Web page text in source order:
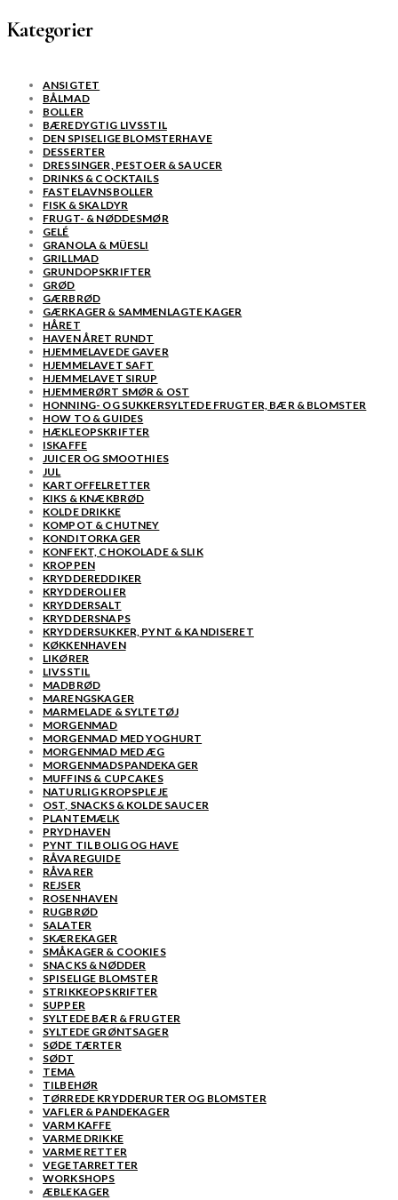
Kategorier
ANSIGTET
BÅLMAD
BOLLER
BÆREDYGTIG LIVSSTIL
DEN SPISELIGE BLOMSTERHAVE
DESSERTER
DRESSINGER, PESTOER & SAUCER
DRINKS & COCKTAILS
FASTELAVNSBOLLER
FISK & SKALDYR
FRUGT- & NØDDESMØR
GELÉ
GRANOLA & MÜESLI
GRILLMAD
GRUNDOPSKRIFTER
GRØD
GÆRBRØD
GÆRKAGER & SAMMENLAGTE KAGER
HÅRET
HAVEN ÅRET RUNDT
HJEMMELAVEDE GAVER
HJEMMELAVET SAFT
HJEMMELAVET SIRUP
HJEMMERØRT SMØR & OST
HONNING- OG SUKKERSYLTEDE FRUGTER, BÆR & BLOMSTER
HOW TO & GUIDES
HÆKLEOPSKRIFTER
ISKAFFE
JUICER OG SMOOTHIES
JUL
KARTOFFELRETTER
KIKS & KNÆKBRØD
KOLDE DRIKKE
KOMPOT & CHUTNEY
KONDITORKAGER
KONFEKT, CHOKOLADE & SLIK
KROPPEN
KRYDDEREDDIKER
KRYDDEROLIER
KRYDDERSALT
KRYDDERSNAPS
KRYDDERSUKKER, PYNT & KANDISERET
KØKKENHAVEN
LIKØRER
LIVSSTIL
MADBRØD
MARENGSKAGER
MARMELADE & SYLTETØJ
MORGENMAD
MORGENMAD MED YOGHURT
MORGENMAD MED ÆG
MORGENMADSPANDEKAGER
MUFFINS & CUPCAKES
NATURLIG KROPSPLEJE
OST, SNACKS & KOLDE SAUCER
PLANTEMÆLK
PRYDHAVEN
PYNT TIL BOLIG OG HAVE
RÅVAREGUIDE
RÅVARER
REJSER
ROSENHAVEN
RUGBRØD
SALATER
SKÆREKAGER
SMÅKAGER & COOKIES
SNACKS & NØDDER
SPISELIGE BLOMSTER
STRIKKEOPSKRIFTER
SUPPER
SYLTEDE BÆR & FRUGTER
SYLTEDE GRØNTSAGER
SØDE TÆRTER
SØDT
TEMA
TILBEHØR
TØRREDE KRYDDERURTER OG BLOMSTER
VAFLER & PANDEKAGER
VARM KAFFE
VARME DRIKKE
VARME RETTER
VEGETARRETTER
WORKSHOPS
ÆBLEKAGER